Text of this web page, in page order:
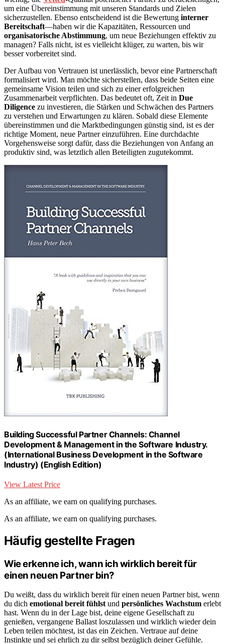
um eine Übereinstimmung mit unseren Standards und Zielen
sicherzustellen. Ebenso entscheidend ist die Bewertung interner
Bereitschaft—haben wir die Kapazitäten, Ressourcen und
organisatorische Abstimmung, um neue Beziehungen effektiv zu
managen? Falls nicht, ist es vielleicht klüger, zu warten, bis wir
besser vorbereitet sind.
Der Aufbau von Vertrauen ist unerlässlich, bevor eine Partnerschaft
formalisiert wird. Man möchte sicherstellen, dass beide Seiten eine
gemeinsame Vision teilen und sich zu einer erfolgreichen
Zusammenarbeit verpflichten. Das bedeutet oft, Zeit in Due
Diligence zu investieren, die Stärken und Schwächen des Partners
zu verstehen und Erwartungen zu klären. Sobald diese Elemente
übereinstimmen und die Marktbedingungen günstig sind, ist es der
richtige Moment, neue Partner einzuführen. Eine durchdachte
Vorgehensweise sorgt dafür, dass die Beziehungen von Anfang an
produktiv sind, was letztlich allen Beteiligten zugutekommt.
Building Successful Partner Channels: Channel
Development & Management in the Software Industry.
(International Business Development in the Software
Industry) (English Edition)
View Latest Price
As an affiliate, we earn on qualifying purchases.
As an affiliate, we earn on qualifying purchases.
Häufig gestellte Fragen
Wie erkenne ich, wann ich wirklich bereit für
einen neuen Partner bin?
Du weißt, dass du wirklich bereit für einen neuen Partner bist, wenn
du dich emotional bereit fühlstund persönliches Wachstum erlebt
hast. Wenn du in der Lage bist, deine eigene Gesellschaft zu
genießen, vergangene Ballast loszulassen und wirklich wieder dein
Leben teilen möchtest, ist das ein Zeichen. Vertraue auf deine
Instinkte und sei ehrlich zu dir selbst bezüglich deiner Gefühle.